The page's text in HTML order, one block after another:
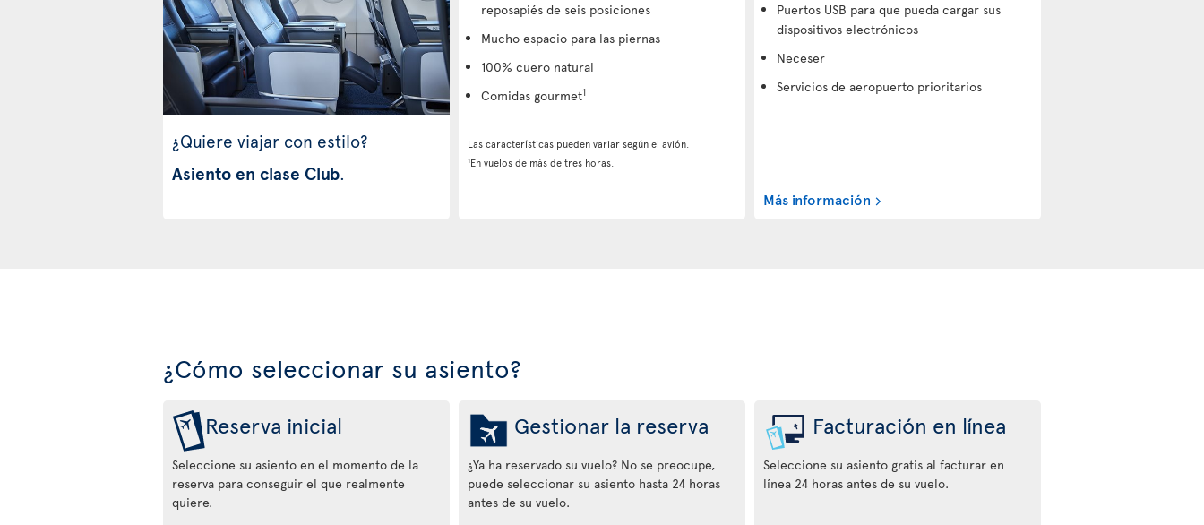
¿Quiere viajar con estilo?
Asiento en clase Club.
reposapiés de seis posiciones
Mucho espacio para las piernas
100% cuero natural
Comidas gourmet1
Las características pueden variar según el avión.
1En vuelos de más de tres horas.
Puertos USB para que pueda cargar sus
dispositivos electrónicos
Neceser
Servicios de aeropuerto prioritarios
Más información
¿Cómo seleccionar su asiento?
Reserva inicial
Seleccione su asiento en el momento de la
reserva para conseguir el que realmente
quiere.
Gestionar la reserva
¿Ya ha reservado su vuelo? No se preocupe,
puede seleccionar su asiento hasta 24 horas
antes de su vuelo.
Facturación en línea
Seleccione su asiento gratis al facturar en
línea 24 horas antes de su vuelo.